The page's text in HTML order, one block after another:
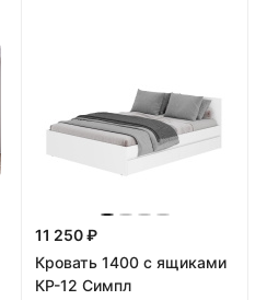
11 250 ₽
Кровать 1400 с ящиками
КР-12 Симпл